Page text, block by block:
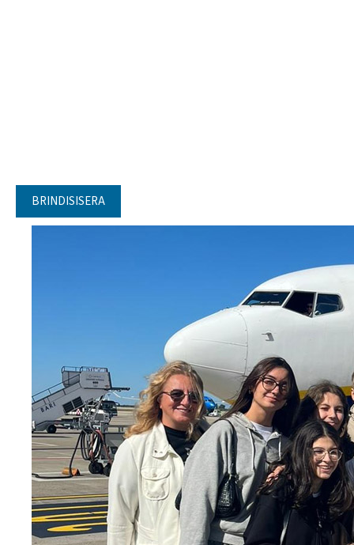
BRINDISISERA